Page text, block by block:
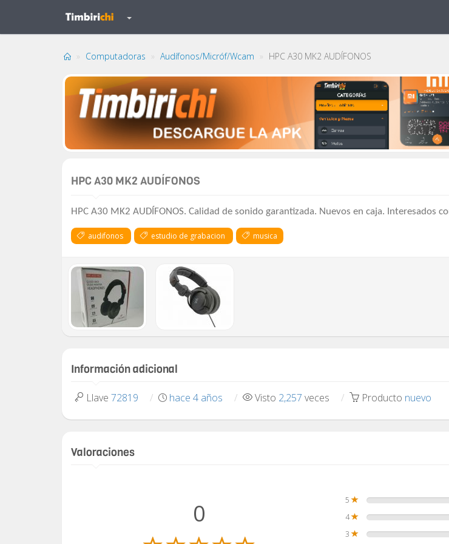
Computadoras Audífonos/Micróf/Wcam HPC A30 MK2 AUDÍFONOS
HPC A30 MK2 AUDÍFONOS
HPC A30 MK2 AUDÍFONOS. Calidad de sonido garantizada. Nuevos en caja. Interesados
audifonos estudio de grabacion musica
Información adicional
Llave 72819 hace 4 años Visto 2,257 veces Producto nuevo
Valoraciones
0 5
4
3